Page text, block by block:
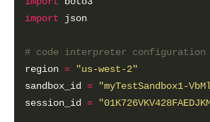
import
# code interpreter configuration
region =
"us-west-2"
sandbox_id =
"myTestSandbox1-
session_id =